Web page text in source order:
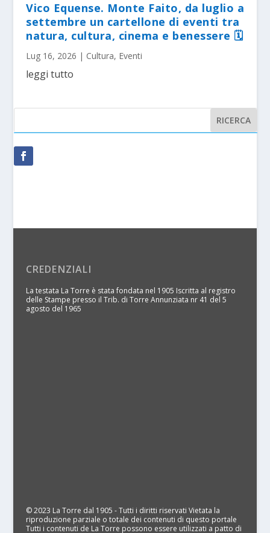
Vico Equense. Monte Faito, da luglio a
settembre un cartellone di eventi tra
natura, cultura, cinema e benessere 🗓
Lug 16, 2026 | Cultura, Eventi
leggi tutto
CREDENZIALI
La testata La Torre è stata fondata nel 1905 Iscritta al registro
delle Stampe presso il Trib. di Torre Annunziata nr 41 del 5
agosto del 1965
© 2023 La Torre dal 1905 - Tutti i diritti riservati Vietata la
riproduzione parziale o totale dei contenuti di questo portale
Tutti i contenuti de La Torre possono essere utilizzati a patto di